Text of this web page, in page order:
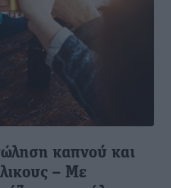
καπνού και
– Με